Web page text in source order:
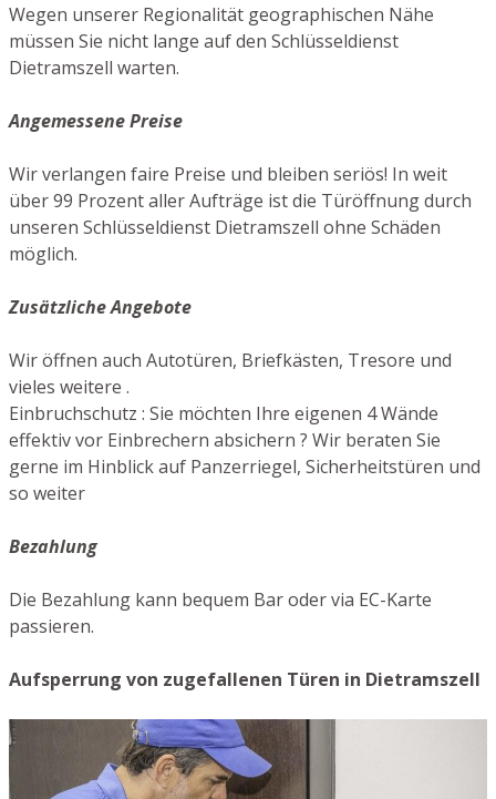
Wegen unserer Regionalität geographischen Nähe
müssen Sie nicht lange auf den Schlüsseldienst
Dietramszell warten.
Angemessene Preise
Wir verlangen faire Preise und bleiben seriös! In weit
über 99 Prozent aller Aufträge ist die Türöffnung durch
unseren Schlüsseldienst Dietramszell ohne Schäden
möglich.
Zusätzliche Angebote
Wir öffnen auch Autotüren, Briefkästen, Tresore und
vieles weitere .
Einbruchschutz : Sie möchten Ihre eigenen 4 Wände
effektiv vor Einbrechern absichern ? Wir beraten Sie
gerne im Hinblick auf Panzerriegel, Sicherheitstüren und
so weiter
Bezahlung
Die Bezahlung kann bequem Bar oder via EC-Karte
passieren.
Aufsperrung von zugefallenen Türen in Dietramszell